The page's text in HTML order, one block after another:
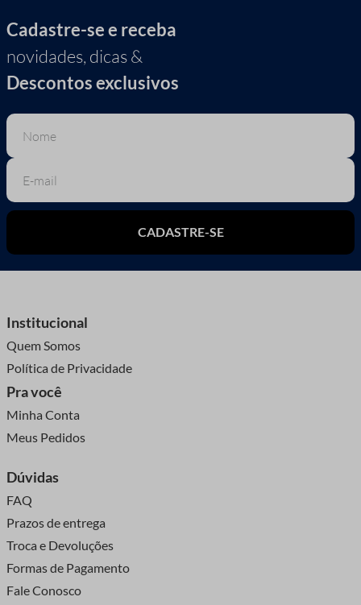
Cadastre-se e receba
novidades, dicas &
Descontos exclusivos
CADASTRE-SE
Institucional
Quem Somos
Política de Privacidade
Pra você
Minha Conta
Meus Pedidos
Dúvidas
FAQ
Prazos de entrega
Troca e Devoluções
Formas de Pagamento
Fale Conosco